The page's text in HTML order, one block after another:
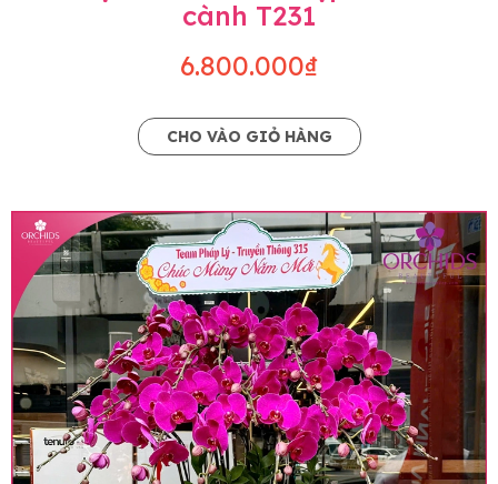
cành T231
6.800.000₫
CHO VÀO GIỎ HÀNG